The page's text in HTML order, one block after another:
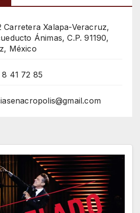
Carretera Xalapa-Veracruz,
Ánimas, C.P. 91190,
México
8 41 72 85